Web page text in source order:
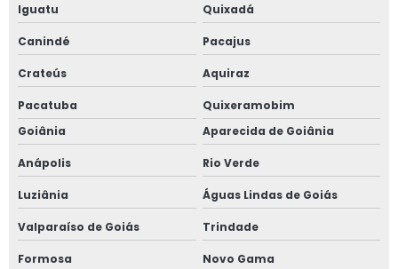
Iguatu Quixadá
Canindé Pacajus
Crateús Aquiraz
Pacatuba
Quixeramobim
Goiânia
Aparecida de Goiânia
Anápolis Rio Verde
Luziânia Águas Lindas de Goiás
Valparaíso de Goiás Trindade
Formosa Novo Gama